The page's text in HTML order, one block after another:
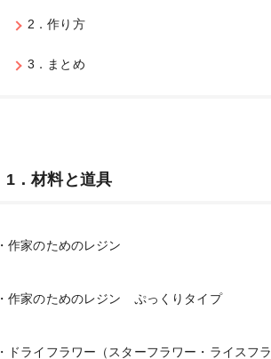
2．作り方
3．まとめ
1．材料と道具
・作家のためのレジン
・作家のためのレジン ぷっくりタイプ
・ドライフラワー（スターフラワー・ライスフ